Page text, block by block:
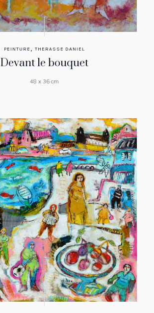
PEINTURE , THERASSE DANIEL
Devant le bouquet
48 x 36 cm